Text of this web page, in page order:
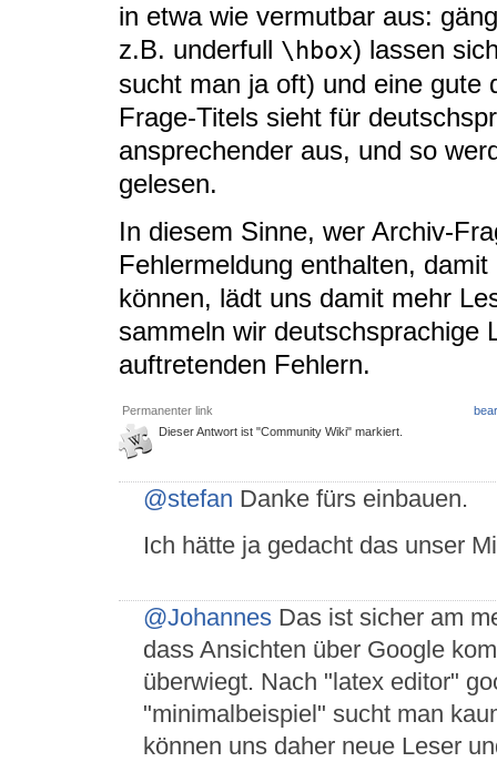
in etwa wie vermutbar aus:
z.B. underfull \hbox) lassen
sucht man ja oft) und eine gute
Frage-Titels sieht für
ansprechender aus, und so
gelesen.
In diesem Sinne, wer Archiv-
Fehlermeldung enthalten,
können, lädt uns damit mehr
sammeln wir deutschsprachige
auftretenden Fehlern.
Permanenter link
Dieser Antwort ist "Community Wiki" markiert.
@stefan Danke fürs einbauen.
Ich hätte ja gedacht das unser
@Johannes Das ist sicher am
dass Ansichten über Google
überwiegt. Nach "latex editor"
"minimalbeispiel" sucht man
können uns daher neue Leser